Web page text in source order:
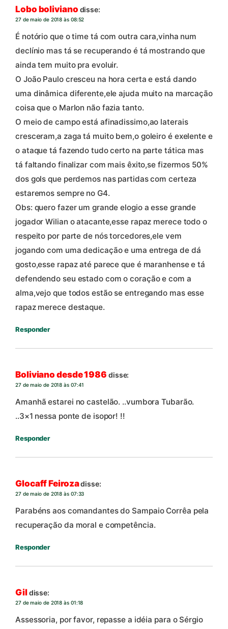
Lobo boliviano disse:
27 de maio de 2018 às 08:52
É notório que o time tá com outra cara,vinha num
declínio mas tá se recuperando é tá mostrando que
ainda tem muito pra evoluir.
O João Paulo cresceu na hora certa e está dando
uma dinâmica diferente,ele ajuda muito na marcação
coisa que o Marlon não fazia tanto.
O meio de campo está afinadissimo,ao laterais
cresceram,a zaga tá muito bem,o goleiro é exelente e
o ataque tá fazendo tudo certo na parte tática mas
tá faltando finalizar com mais êxito,se fizermos 50%
dos gols que perdemos nas partidas com certeza
estaremos sempre no G4.
Obs: quero fazer um grande elogio a esse grande
jogador Wilian o atacante,esse rapaz merece todo o
respeito por parte de nós torcedores,ele vem
jogando com uma dedicação e uma entrega de dá
gosto,esse rapaz até parece que é maranhense e tá
defendendo seu estado com o coração e com a
alma,vejo que todos estão se entregando mas esse
rapaz merece destaque.
Responder
Boliviano desde 1986 disse:
27 de maio de 2018 às 07:41
Amanhã estarei no castelão. ..vumbora Tubarão.
..3×1 nessa ponte de isopor! !!
Responder
Glocaff Feirozadisse:
27 de maio de 2018 às 07:33
Parabéns aos comandantes do Sampaio Corrêa pela
recuperação da moral e competência.
Responder
Gildisse:
27 de maio de 2018 às 01:18
Assessoria, por favor, repasse a idéia para o Sérgio